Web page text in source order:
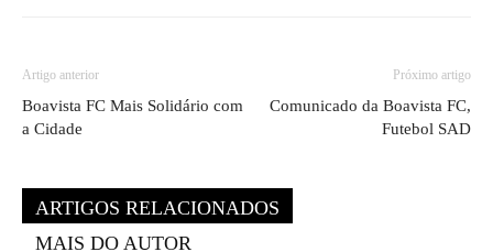
Artigo anterior
Boavista FC Mais Solidário com
a Cidade
Próximo artigo
Comunicado da Boavista FC,
Futebol SAD
ARTIGOS RELACIONADOS
MAIS DO AUTOR